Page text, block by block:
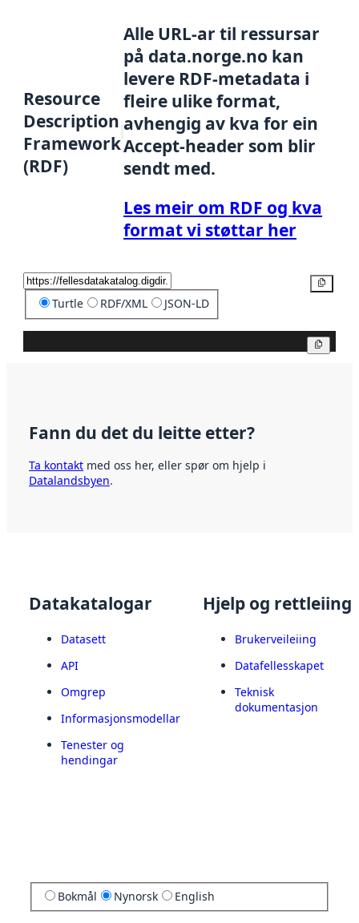
Resource
Description
Framework
(RDF)
Alle URL-ar til ressursar
på data.norge.no kan
levere RDF-metadata i
fleire ulike format,
avhengig av kva for ein
Accept-header som blir
sendt med.
Les meir om RDF og kva
format vi støttar her
Turtle RDF/XML JSON-LD
Fann du det du leitte etter?
Ta kontakt med oss her, eller spør om hjelp i
Datalandsbyen.
Datakatalogar
Datasett
API
Omgrep
Informasjonsmodellar
Tenester og
hendingar
Hjelp og rettleiing
Brukerveileiing
Datafellesskapet
Teknisk
dokumentasjon
Bokmål Nynorsk English